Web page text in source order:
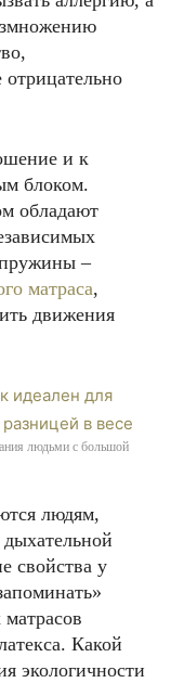
и к
блоком.
обладают
–
матраса,
движения
людьми с большой
людям,
свойства у
Какой
экологичности